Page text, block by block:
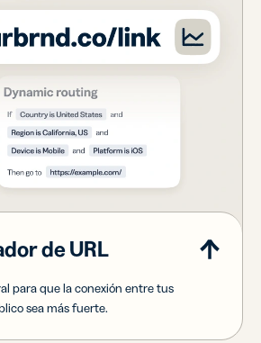
de URL
para que la conexión entre tus
sea más fuerte.